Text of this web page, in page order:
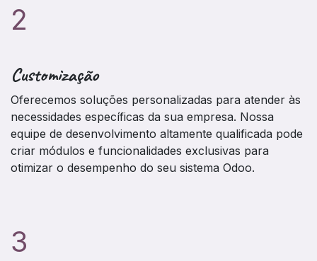
2
Customização
Oferecemos soluções personalizadas para atender às
necessidades específicas da sua empresa. Nossa
equipe de desenvolvimento altamente qualificada pode
criar módulos e funcionalidades exclusivas para
otimizar o desempenho do seu sistema Odoo.
3